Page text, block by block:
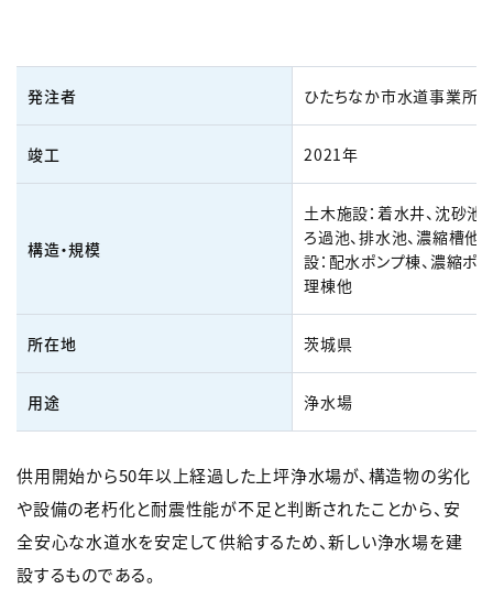
発注者 ひたちなか市水道事業所
竣工 2021年
構造・規模
土木施設：着水井、沈砂池
ろ過池、排水池、濃縮槽他
設：配水ポンプ棟、濃縮ポ
理棟他
所在地 茨城県
用途 浄水場
供用開始から50年以上経過した上坪浄水場が、構造物の劣化
や設備の老朽化と耐震性能が不足と判断されたことから、安
全安心な水道水を安定して供給するため、新しい浄水場を建
設するものである。